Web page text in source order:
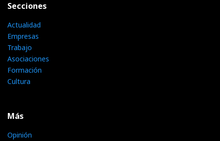
Secciones
Actualidad
Empresas
Trabajo
Asociaciones
Formación
Cultura
Más
Opinión